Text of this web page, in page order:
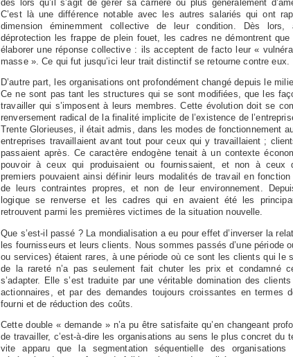
dès lors qu’il s’agit de gérer sa carriè­re ou plus généralement
C’est là une diffé­rence notable avec les autres salariés qui ont
dimension éminemment collective de leur condition. Dès
déprotection les frappe de plein fouet, les cadres ne démontrent
élaborer une réponse collective : ils acceptent de facto leur «
masse ». Ce qui fut jusqu’ici leur trait distinctif se retourne contre eux.
D’autre part, les organisations ont profondément changé depuis le
Ce ne sont pas tant les structures qui se sont modifiées, que les
travailler qui s’imposent à leurs membres. Cette évolution doit se
renversement radical de la finalité implicite de l’existence de
Trente Glorieuses, il était admis, dans les modes de fonctionnement
entreprises travaillaient avant tout pour ceux qui y travaillaient ;
passaient après. Ce caractère endogène tenait à un contexte
pouvoir à ceux qui produisaient ou fournissaient, et non à ceux
premiers pouvaient ainsi définir leurs modalités de travail en
de leurs contraintes propres, et non de leur environnement.
logique se renverse et les cadres qui en avaient été les
retrouvent parmi les premières victimes de la situation nouvelle.
Que s’est-il passé ? La mondialisation a eu pour effet d’inverser la
les fournisseurs et leurs clients. Nous sommes passés d’une période
ou services) étaient rares, à une période où ce sont les clients qui le
de la rareté n’a pas seulement fait chuter les prix et condamné
s’adapter. Elle s’est traduite par une véritable domination des
actionnaires, et par des demandes toujours croissantes en termes
fourni et de réduction des coûts.
Cette double « demande » n’a pu être satisfaite qu’en changeant
de travailler, c’est-à-dire les organi­sations au sens le plus concret du
vite apparu que la segmentation séquentielle des organisations